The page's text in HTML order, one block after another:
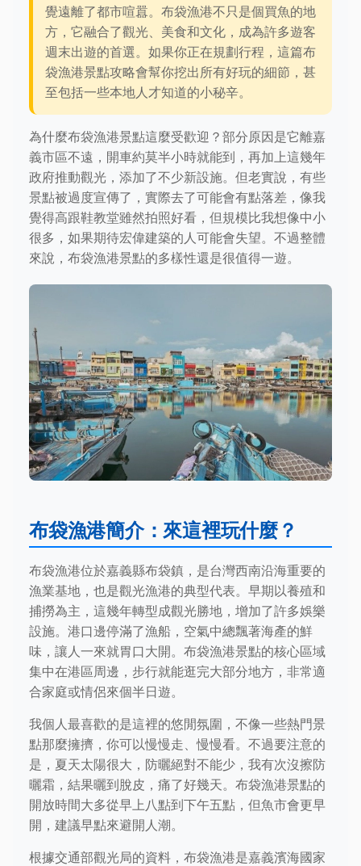
覺遠離了都市喧囂。布袋漁港不只是個買魚的地
方，它融合了觀光、美食和文化，成為許多遊客
週末出遊的首選。如果你正在規劃行程，這篇布
袋漁港景點攻略會幫你挖出所有好玩的細節，甚
至包括一些本地人才知道的小秘辛。
為什麼布袋漁港景點這麼受歡迎？部分原因是它離嘉
義市區不遠，開車約莫半小時就能到，再加上這幾年
政府推動觀光，添加了不少新設施。但老實說，有些
景點被過度宣傳了，實際去了可能會有點落差，像我
覺得高跟鞋教堂雖然拍照好看，但規模比我想像中小
很多，如果期待宏偉建築的人可能會失望。不過整體
來說，布袋漁港景點的多樣性還是很值得一遊。
布袋漁港簡介：來這裡玩什麼？
布袋漁港位於嘉義縣布袋鎮，是台灣西南沿海重要的
漁業基地，也是觀光漁港的典型代表。早期以養殖和
捕撈為主，這幾年轉型成觀光勝地，增加了許多娛樂
設施。港口邊停滿了漁船，空氣中總飄著海產的鮮
味，讓人一來就胃口大開。布袋漁港景點的核心區域
集中在港區周邊，步行就能逛完大部分地方，非常適
合家庭或情侶來個半日遊。
我個人最喜歡的是這裡的悠閒氛圍，不像一些熱門景
點那麼擁擠，你可以慢慢走、慢慢看。不過要注意的
是，夏天太陽很大，防曬絕對不能少，我有次沒擦防
曬霜，結果曬到脫皮，痛了好幾天。布袋漁港景點的
開放時間大多從早上八點到下午五點，但魚市會更早
開，建議早點來避開人潮。
根據交通部觀光局的資料，布袋漁港是嘉義濱海國家